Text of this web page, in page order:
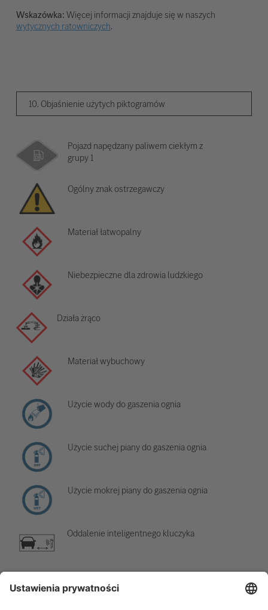
Wskazówka:Więcej informacji znajduje się w naszych
wytycznych ratowniczych.
10. Objaśnienie użytych piktogramów
Pojazd napędzany paliwem ciekłym z
grupy 1
Ogólny znak ostrzegawczy
Materiał łatwopalny
Niebezpieczne dla zdrowia ludzkiego
Działa żrąco
Materiał wybuchowy
Użycie wody do gaszenia ognia
Użycie suchej piany do gaszenia ognia
Użycie mokrej piany do gaszenia ognia
Oddalenie inteligentnego kluczyka
Element klimatyzacji